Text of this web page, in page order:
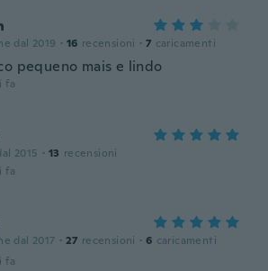
dal 2019 · 16 recensioni · 7 caricamenti
pequeno mais e lindo
fa
2015 · 13 recensioni
fa
dal 2017 · 27 recensioni · 6 caricamenti
fa